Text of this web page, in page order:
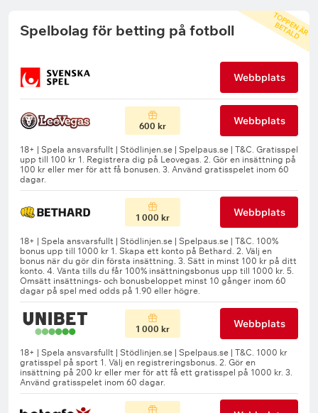
T
O
P
P
E
N
Ä
R
B
E
T
A
L
D
Spelbolag för betting på fotboll
Webbplats
600 kr Webbplats
1 000 kr Webbplats
1 000 kr Webbplats